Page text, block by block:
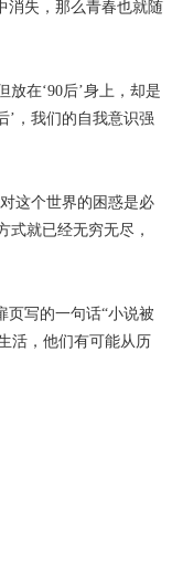
消失，那么青春也就随
在‘90后’身上，却是
’，我们的自我意识强
这个世界的困惑是必
就已经无穷无尽，
写的一句话“小说被
活，他们有可能从历